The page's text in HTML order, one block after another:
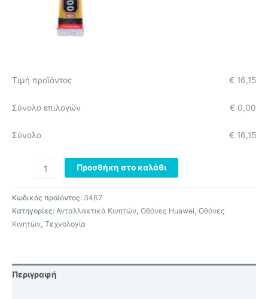
Τιμή προϊόντος 16,15
€
Σύνολο επιλογών 0,00
€
Σύνολο 16,15
€
Προσθήκη στο καλάθι
Κωδικός προϊόντος: 3467
Κατηγορίες: Ανταλλακτικά Κινητών, Οθόνες Huawei, Οθόνες
Κινητών, Τεχνολογία
Περιγραφή